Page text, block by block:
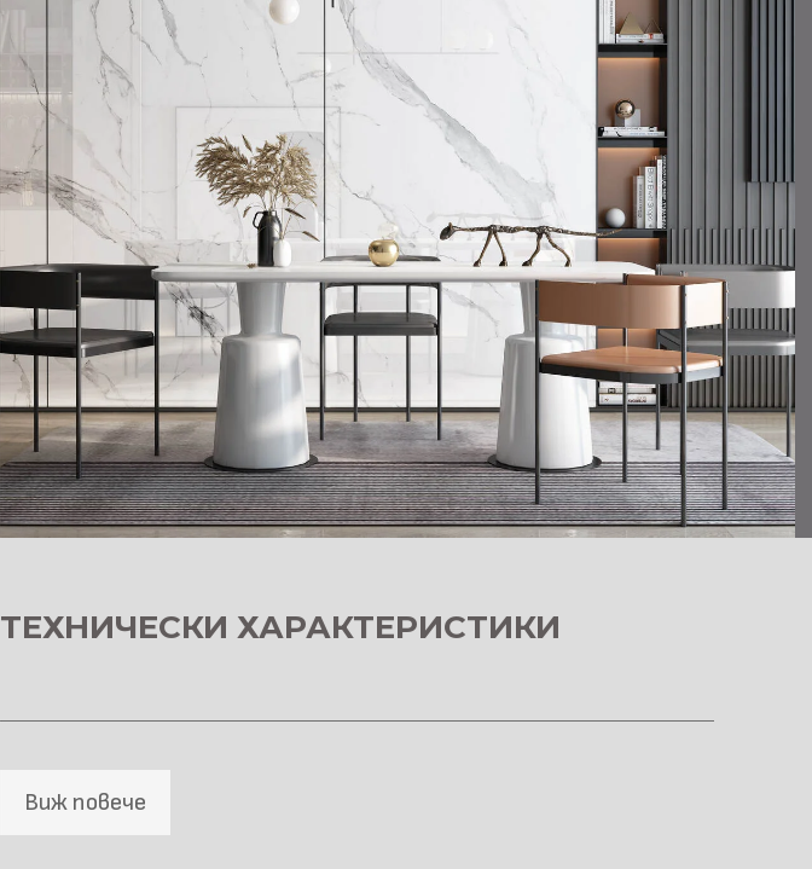
ТЕХНИЧЕСКИ ХАРАКТЕРИСТИКИ
Виж повече